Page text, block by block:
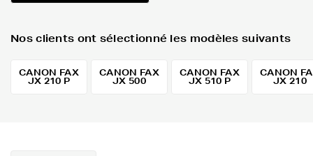
Nos clients ont sélectionné les modèles suivants
CANON FAX
JX 210 P
CANON FAX
JX 500
CANON FAX
JX 510 P
CANON
JX 210